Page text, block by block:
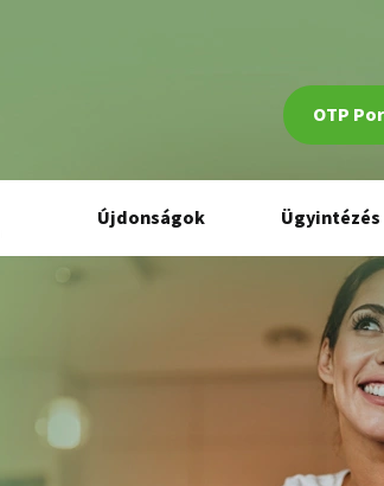
OTP
Újdonságok Ügyintézés